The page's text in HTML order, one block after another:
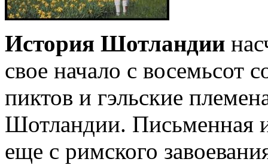
История Шотландии
свое начало с восемьсот
пиктов и гэльские
Шотландии. Письменная
еще с римского